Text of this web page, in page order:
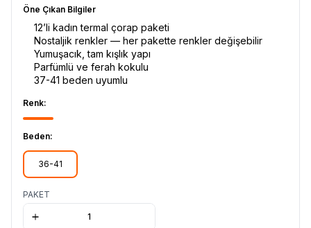
Öne Çıkan Bilgiler
12’li kadın termal çorap paketi
Nostaljik renkler — her pakette renkler değişebilir
Yumuşacık, tam kışlık yapı
Parfümlü ve ferah kokulu
37-41 beden uyumlu
Renk:
Beden:
36-41
PAKET